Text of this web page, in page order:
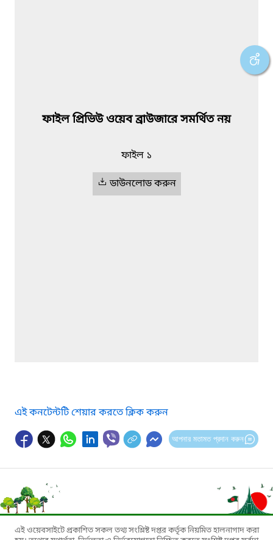
ফাইল প্রিভিউ ওয়েব ব্রাউজারে সমর্থিত নয়
ফাইল ১
ডাউনলোড করুন
এই কনটেন্টটি শেয়ার করতে ক্লিক করুন
আপনার মতামত প্রদান করুন
এই ওয়েবসাইটে প্রকাশিত সকল তথ্য সংশ্লিষ্ট দপ্তর কর্তৃক নিয়মিত হালনাগাদ করা